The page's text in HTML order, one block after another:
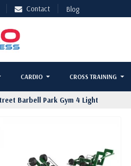
Contact Blog
CARDIO CROSS TRAINING
Barbell Park Gym 4 Light